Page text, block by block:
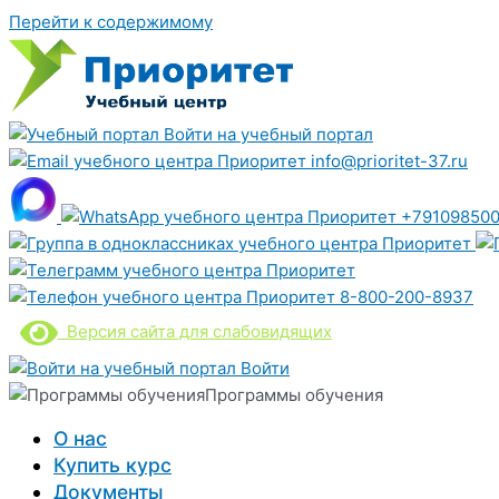
Перейти к содержимому
Войти на учебный портал
info@prioritet-37.ru
8-800-200-8937
Версия сайта для слабовидящих
Войти
Программы обучения
О нас
Купить курс
Документы